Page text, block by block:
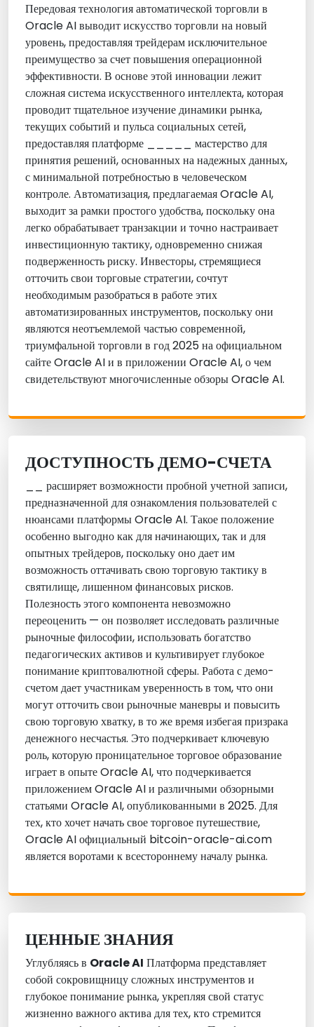
Передовая технология автоматической торговли в
Oracle AI выводит искусство торговли на новый
уровень, предоставляя трейдерам исключительное
преимущество за счет повышения операционной
эффективности. В основе этой инновации лежит
сложная система искусственного интеллекта, которая
проводит тщательное изучение динамики рынка,
текущих событий и пульса социальных сетей,
предоставляя платформе _____ мастерство для
принятия решений, основанных на надежных данных,
с минимальной потребностью в человеческом
контроле. Автоматизация, предлагаемая Oracle AI,
выходит за рамки простого удобства, поскольку она
легко обрабатывает транзакции и точно настраивает
инвестиционную тактику, одновременно снижая
подверженность риску. Инвесторы, стремящиеся
отточить свои торговые стратегии, сочтут
необходимым разобраться в работе этих
автоматизированных инструментов, поскольку они
являются неотъемлемой частью современной,
триумфальной торговли в год 2025 на официальном
сайте Oracle AI и в приложении Oracle AI, о чем
свидетельствуют многочисленные обзоры Oracle AI.
ДОСТУПНОСТЬ ДЕМО-СЧЕТА
__ расширяет возможности пробной учетной записи,
предназначенной для ознакомления пользователей с
нюансами платформы Oracle AI. Такое положение
особенно выгодно как для начинающих, так и для
опытных трейдеров, поскольку оно дает им
возможность оттачивать свою торговую тактику в
святилище, лишенном финансовых рисков.
Полезность этого компонента невозможно
переоценить — он позволяет исследовать различные
рыночные философии, использовать богатство
педагогических активов и культивирует глубокое
понимание криптовалютной сферы. Работа с демо-
счетом дает участникам уверенность в том, что они
могут отточить свои рыночные маневры и повысить
свою торговую хватку, в то же время избегая призрака
денежного несчастья. Это подчеркивает ключевую
роль, которую проницательное торговое образование
играет в опыте Oracle AI, что подчеркивается
приложением Oracle AI и различными обзорными
статьями Oracle AI, опубликованными в 2025. Для
тех, кто хочет начать свое торговое путешествие,
Oracle AI официальный bitcoin-oracle-ai.com
является воротами к всестороннему началу рынка.
ЦЕННЫЕ ЗНАНИЯ
Углубляясь в Oracle AI Платформа представляет
собой сокровищницу сложных инструментов и
глубокое понимание рынка, укрепляя свой статус
жизненно важного актива для тех, кто стремится